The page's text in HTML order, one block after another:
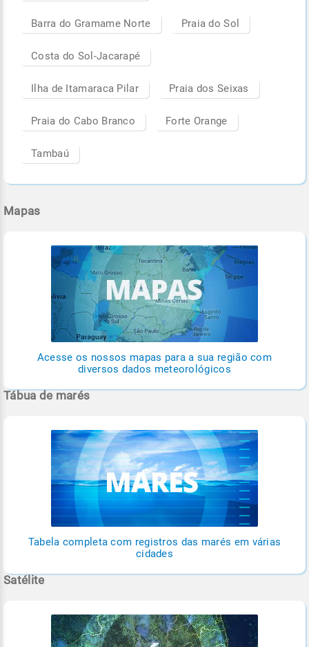
Barra do Gramame Norte Praia do Sol
Costa do Sol-Jacarapé
Ilha de Itamaraca Pilar Praia dos Seixas
Praia do Cabo Branco Forte Orange
Tambaú
Mapas
Acesse os nossos mapas para a sua região com
diversos dados meteorológicos
Tábua de marés
Tabela completa com registros das marés em várias
cidades
Satélite